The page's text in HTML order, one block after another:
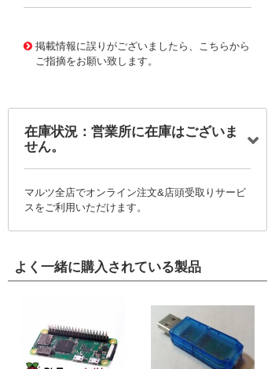
掲載情報に誤りがございましたら、こちらから
ご指摘をお願い致します。
在庫状況：営業所に在庫はございま
せん。
マルツ全店でオンライン注文&店頭受取りサービ
スをご利用いただけます。
よく一緒に購入されている製品